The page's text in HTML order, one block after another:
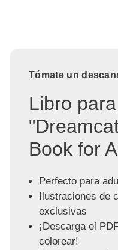
Tómate un
Libro
Book for
Perfecto para
Ilustraciones de
exclusivas
¡Descarga el
colorear!